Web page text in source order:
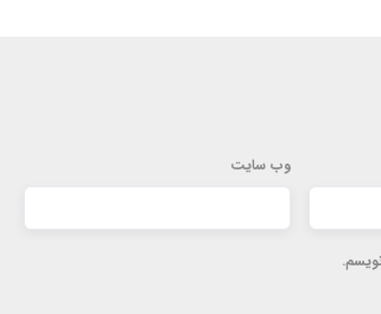
وب‌ سایت